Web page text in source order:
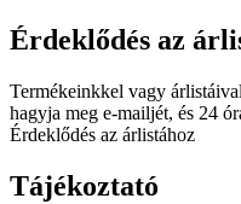
Érdeklődés az
Termékeinkkel vagy
hagyja meg e-mailjét, és 24
Érdeklődés az árlistához
Tájékoztató